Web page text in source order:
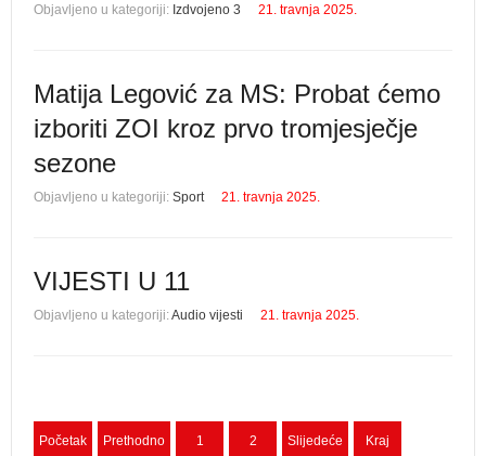
Objavljeno u kategoriji: Izdvojeno 3 21. travnja 2025.
Matija Legović za MS: Probat ćemo
izboriti ZOI kroz prvo tromjesječje
sezone
Objavljeno u kategoriji: Sport 21. travnja 2025.
VIJESTI U 11
Objavljeno u kategoriji:Audio vijesti 21. travnja 2025.
Početak Prethodno 1 2 Slijedeće Kraj